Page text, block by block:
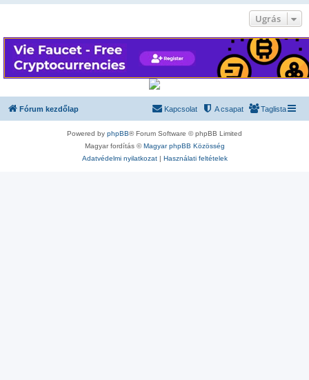
Ugrás
Fórum kezdőlap Taglista
A csapat
Kapcsolat
Powered by phpBB® Forum Software © phpBB Limited
Magyar fordítás ©Magyar phpBB Közösség
Adatvédelmi nyilatkozat| Használati feltételek